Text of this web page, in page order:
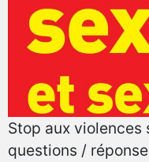
Stop aux violences
questions /